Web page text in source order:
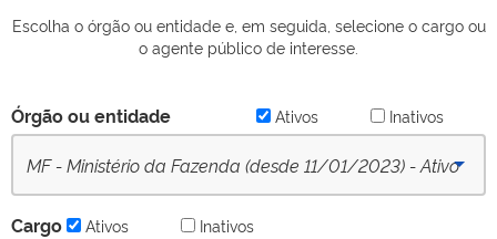
Escolha o órgão ou entidade e, em seguida, selecione o cargo ou
o agente público de interesse.
Órgão ou entidade Ativos Inativos
MF - Ministério da Fazenda (desde 11/01/2023) - Ativo
Cargo Ativos Inativos